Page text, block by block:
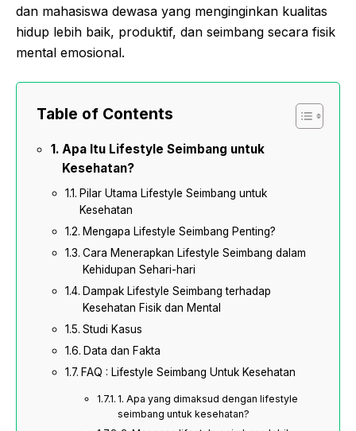
dan mahasiswa dewasa yang menginginkan kualitas
hidup lebih baik, produktif, dan seimbang secara fisik
mental emosional.
Table of Contents
Apa Itu Lifestyle Seimbang untuk
Kesehatan?
Pilar Utama Lifestyle Seimbang untuk
Kesehatan
Mengapa Lifestyle Seimbang Penting?
Cara Menerapkan Lifestyle Seimbang dalam
Kehidupan Sehari-hari
Dampak Lifestyle Seimbang terhadap
Kesehatan Fisik dan Mental
Studi Kasus
Data dan Fakta
FAQ : Lifestyle Seimbang Untuk Kesehatan
1. Apa yang dimaksud dengan lifestyle
seimbang untuk kesehatan?